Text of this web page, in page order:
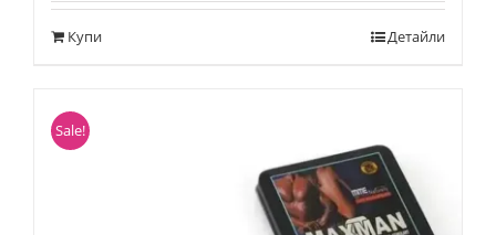
Купи Детайли
Sale!